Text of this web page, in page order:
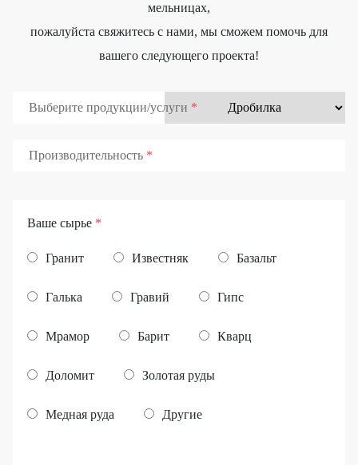
мельницах,
пожалуйста свяжитесь с нами, мы сможем помочь для
вашего следующего проекта!
Выберите продукции/услуги
Производительность
Ваше сырье *
Гранит Известняк Базальт
Галька Гравий Гипс
Мрамор Барит Кварц
Доломит Золотая руды
Медная руда Другие